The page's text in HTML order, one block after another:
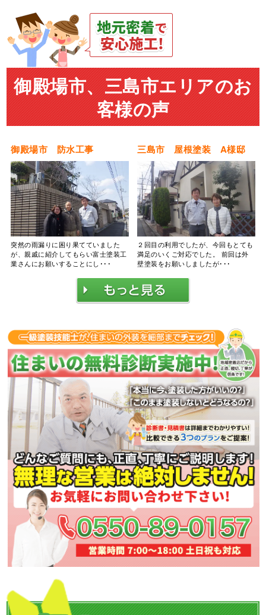
御殿場市、三島市エリアのお
客様の声
御殿場市 防水工事
突然の雨漏りに困り果てていました
が、親戚に紹介してもらい富士塗装工
業さんにお願いすることにし･･･
三島市 屋根塗装 A様邸
２回目の利用でしたが、今回もとても
満足のいくご対応でした。 前回は外
壁塗装をお願いしましたが･･･